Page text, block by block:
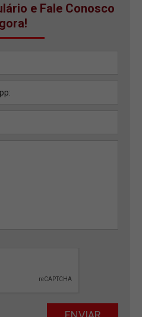
e Fale Conosco